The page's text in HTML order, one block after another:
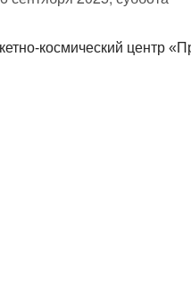
космический центр